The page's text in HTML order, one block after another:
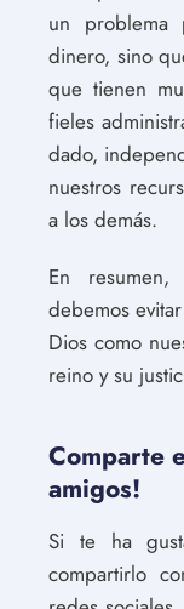
un problema
dinero, sino
que tienen
fieles
dado,
nuestros
a los demás.
En
debemos
Dios como
reino y su
Comparte
amigos!
Si te ha
compartirlo